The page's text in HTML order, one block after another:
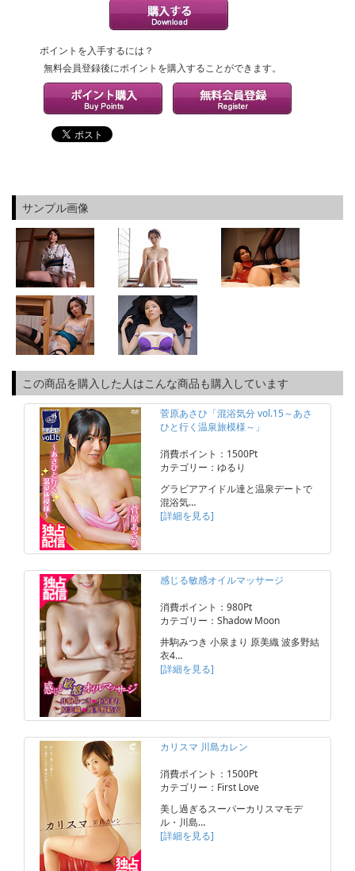
ポイントを入手するには？
無料会員登録後にポイントを購入することができます。
サンプル画像
この商品を購入した人はこんな商品も購入しています
菅原あさひ「混浴気分 vol.15～あさ
ひと行く温泉旅模様～」
消費ポイント：1500Pt
カテゴリー：ゆるり
グラビアアイドル達と温泉デートで
混浴気…
[詳細を見る]
感じる敏感オイルマッサージ
消費ポイント：980Pt
カテゴリー：Shadow Moon
井駒みつき 小泉まり 原美織 波多野結
衣4…
[詳細を見る]
カリスマ 川島カレン
消費ポイント：1500Pt
カテゴリー：First Love
美し過ぎるスーパーカリスマモデ
ル・川島…
[詳細を見る]